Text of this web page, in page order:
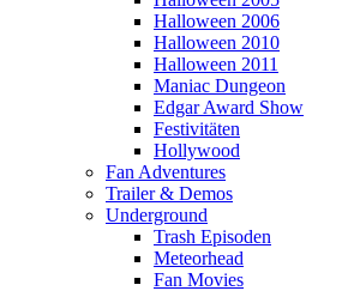
Halloween 2006
Halloween 2010
Halloween 2011
Maniac Dungeon
Edgar Award Show
Festivitäten
Hollywood
Fan Adventures
Trailer & Demos
Underground
Trash Episoden
Meteorhead
Fan Movies